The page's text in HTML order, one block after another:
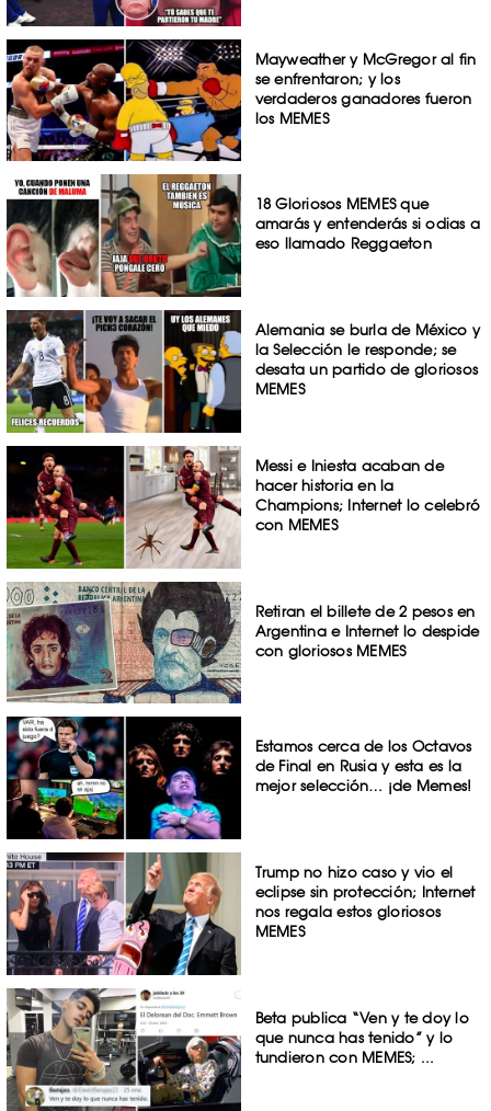
Mayweather y McGregor al fin
se enfrentaron; y los
verdaderos ganadores fueron
los MEMES
18 Gloriosos MEMES que
amarás y entenderás si odias a
eso llamado Reggaeton
Alemania se burla de México y
la Selección le responde; se
desata un partido de gloriosos
MEMES
Messi e Iniesta acaban de
hacer historia en la
Champions; Internet lo celebró
con MEMES
Retiran el billete de 2 pesos en
Argentina e Internet lo despide
con gloriosos MEMES
Estamos cerca de los Octavos
de Final en Rusia y esta es la
mejor selección… ¡de Memes!
Trump no hizo caso y vio el
eclipse sin protección; Internet
nos regala estos gloriosos
MEMES
Beta publica “Ven y te doy lo
que nunca has tenido” y lo
tundieron con MEMES; ...